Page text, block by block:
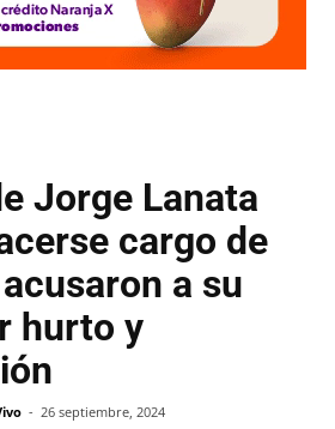
Jorge Lanata
cargo de
a su
hurto y
- 26 septiembre, 2024